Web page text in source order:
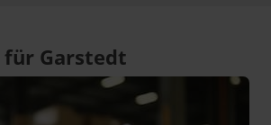
Garstedt